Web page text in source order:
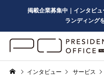
掲載企業募集中｜インタビ
ランディング
インタビュー サービス